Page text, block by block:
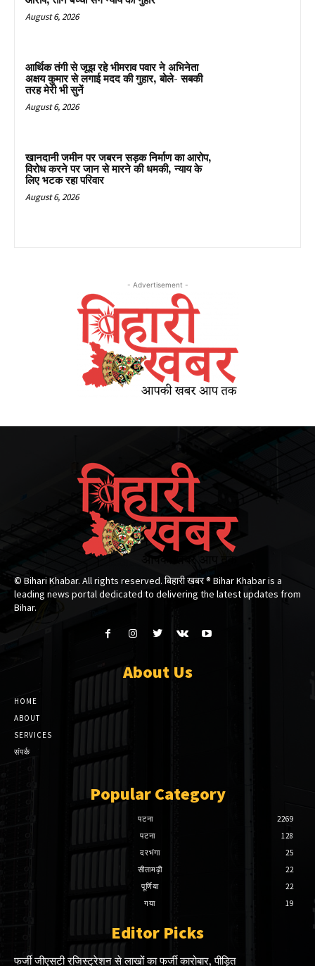
August 6, 2026
आर्थिक तंगी से जूझ रहे भीमराव पवार ने अभिनेता
अक्षय कुमार से लगाई मदद की गुहार, बोले- सबकी
तरह मेरी भी सुनें
August 6, 2026
खानदानी जमीन पर जबरन सड़क निर्माण का आरोप,
विरोध करने पर जान से मारने की धमकी, न्याय के
लिए भटक रहा परिवार
August 6, 2026
- Advertisement -
© Bihari Khabar. All rights reserved. बिहारी खबर ®​ Bihar Khabar is a
leading news portal dedicated to delivering the latest updates from
Bihar.
About Us
HOME
ABOUT
SERVICES
संपर्क
Popular Category
पटना
2269
पटना
128
दरभंगा
25
सीतामढ़ी
22
पूर्णिया
22
गया
19
Editor Picks
फर्जी जीएसटी रजिस्ट्रेशन से लाखों का फर्जी कारोबार, पीड़ित